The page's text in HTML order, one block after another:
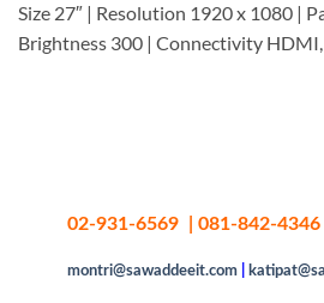
Size 27″ | Resolution 1920 x 1080 |
Brightness 300 | Connectivity
02-931-6569 | 081-842-
montri@sawaddeeit.com